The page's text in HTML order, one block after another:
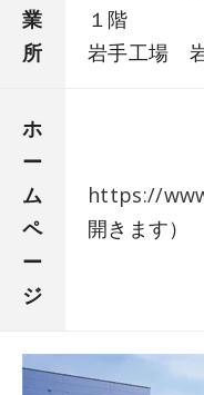
業
所
１階
岩手工場
ホ
ー
ム
ペ
ー
ジ
https://
開きます）